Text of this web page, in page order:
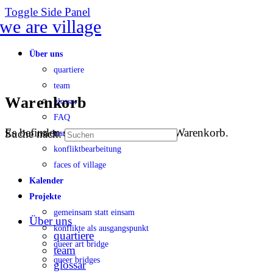
Toggle Side Panel
Über uns
quartiere
team
glossar
FAQ
transparenz
konfliktbearbeitung
faces of village
Kalender
Projekte
gemeinsam statt einsam
konflikte als ausgangspunkt
queer art bridge
queer bridges
Warenkorb
Es befinden sich keine Produkte im Warenkorb.
Suche nach:
Über uns
quartiere
team
glossar